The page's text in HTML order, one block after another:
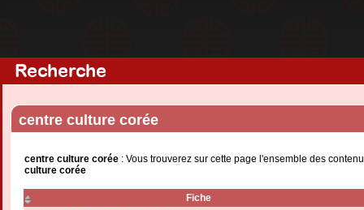
Recherche
centre culture corée
centre culture corée : Vous trouverez sur cette page l'ensemble des
culture corée
Fiche